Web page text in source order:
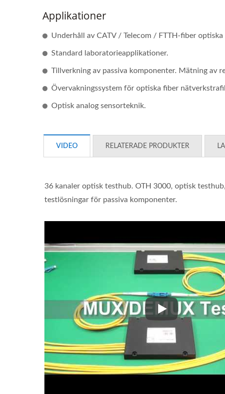
Applikationer
Underhåll av CATV / Telecom / FTTH-fiber optiska
Standard laboratorieapplikationer.
Tillverkning av passiva komponenter. Mätning av
Övervakningssystem för optiska fiber
Optisk analog sensorteknik.
VIDEO RELATERADE PRODUKTER
36 kanaler optisk testhub. OTH 3000, optisk
testlösningar för passiva komponenter.
36 kanaler optisk